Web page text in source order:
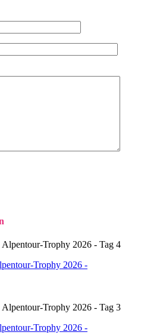
Trophy 2026 -
Trophy 2026 -